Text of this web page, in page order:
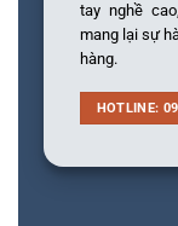
tay nghề
mang lại sự
hàng.
HOTLINE: